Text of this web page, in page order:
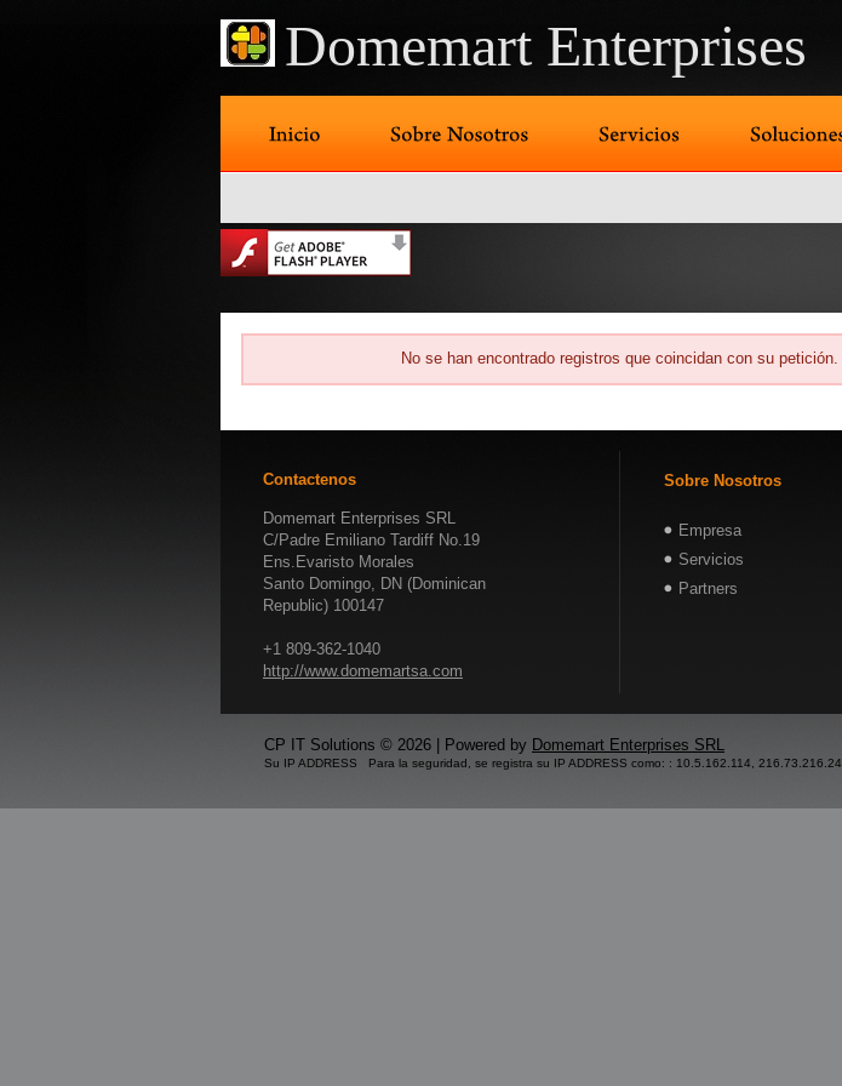
Domemart Enterprises
No se han encontrado registros que coincidan con su petición.
Contactenos
Domemart Enterprises SRL
C/Padre Emiliano Tardiff No.19
Ens.Evaristo Morales
Santo Domingo, DN (Dominican
Republic) 100147
+1 809-362-1040
http://www.domemartsa.com
Sobre Nosotros
Empresa
Servicios
Partners
CP IT Solutions © 2026 | Powered by Domemart Enterprises SRL
Su IP ADDRESS Para la seguridad, se registra su IP ADDRESS como: : 10.5.162.114, 216.73.216.24